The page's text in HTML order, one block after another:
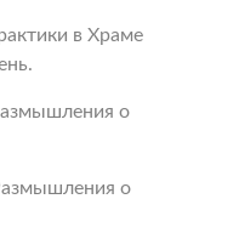
в Храме
о
о